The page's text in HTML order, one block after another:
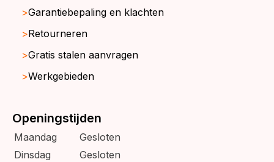
Garantiebepaling en klachten
Retourneren
Gratis stalen aanvragen
Werkgebieden
Openingstijden
Maandag
Gesloten
Dinsdag
Gesloten